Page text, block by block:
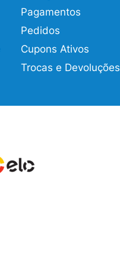
Pagamentos
Pedidos
Cupons Ativos
Trocas e Devoluções